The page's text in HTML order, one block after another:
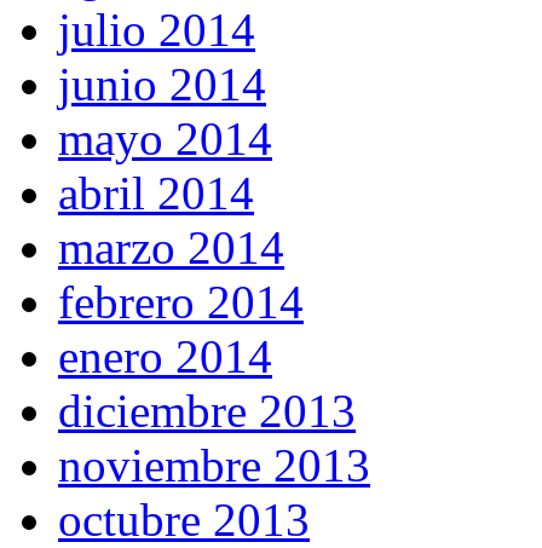
julio 2014
junio 2014
mayo 2014
abril 2014
marzo 2014
febrero 2014
enero 2014
diciembre 2013
noviembre 2013
octubre 2013